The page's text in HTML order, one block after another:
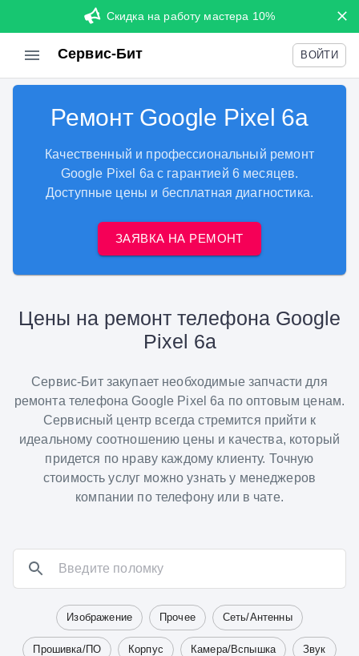
Скидка на работу мастера 10%
Сервис-Бит ВОЙТИ
Ремонт Google Pixel 6a
Качественный и профессиональный ремонт
Google Pixel 6a с гарантией 6 месяцев.
Доступные цены и бесплатная диагностика.
ЗАЯВКА НА РЕМОНТ
Цены на ремонт телефона Google
Pixel 6a
Сервис-Бит закупает необходимые запчасти для
ремонта телефона Google Pixel 6a по оптовым ценам.
Сервисный центр всегда стремится прийти к
идеальному соотношению цены и качества, который
придется по нраву каждому клиенту. Точную
стоимость услуг можно узнать у менеджеров
компании по телефону или в чате.
Изображение Прочее Сеть/Антенны
Прошивка/ПО Корпус Камера/Вспышка Звук